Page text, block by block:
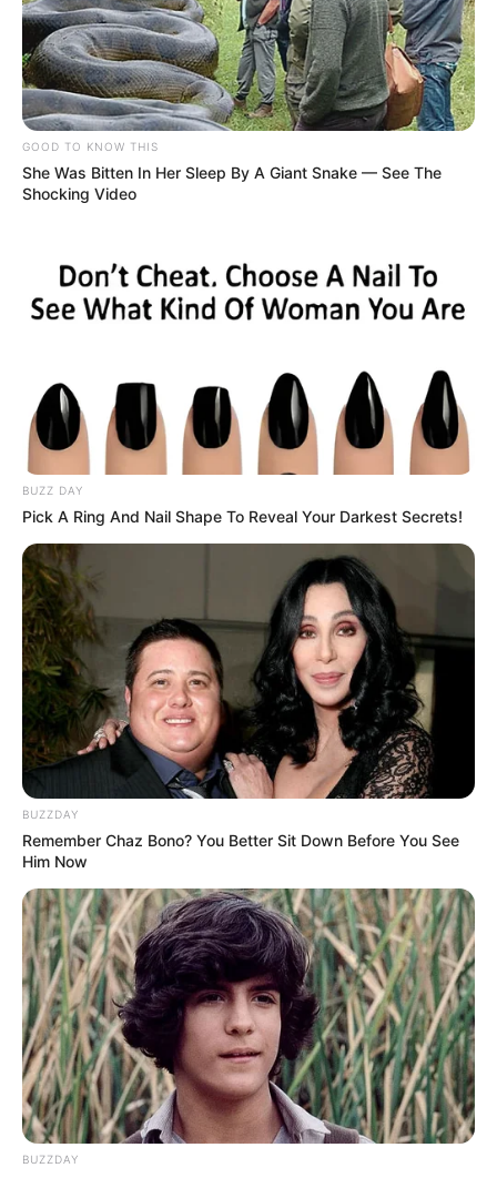
GOOD TO KNOW THIS
She Was Bitten In Her Sleep By A Giant Snake — See The
Shocking Video
BUZZ DAY
Pick A Ring And Nail Shape To Reveal Your Darkest Secrets!
BUZZDAY
Remember Chaz Bono? You Better Sit Down Before You See
Him Now
BUZZDAY